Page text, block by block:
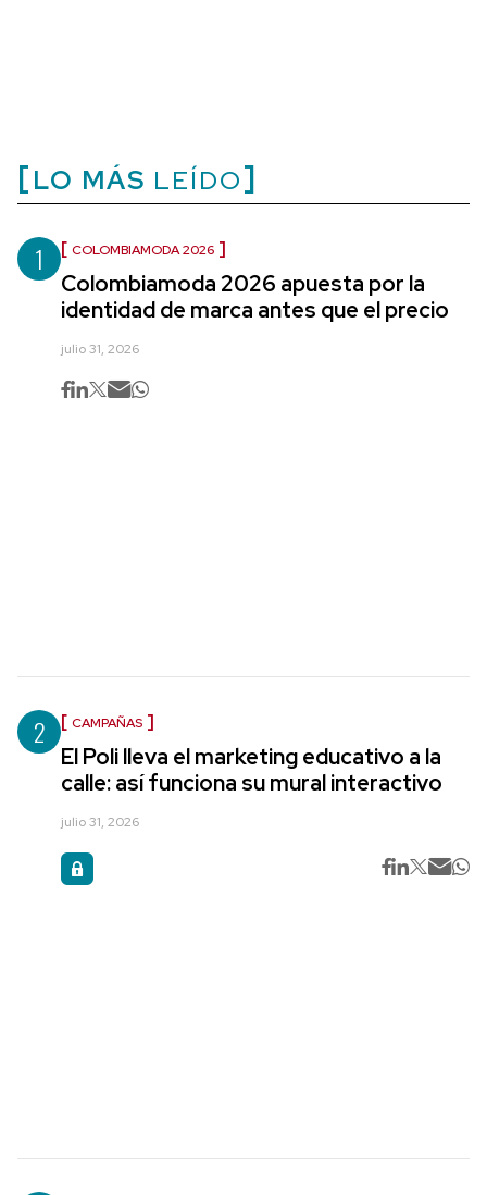
LO MÁS LEÍDO
1 COLOMBIAMODA 2026
Colombiamoda 2026 apuesta por la
identidad de marca antes que el precio
julio 31, 2026
2 CAMPAÑAS
El Poli lleva el marketing educativo a la
calle: así funciona su mural interactivo
julio 31, 2026